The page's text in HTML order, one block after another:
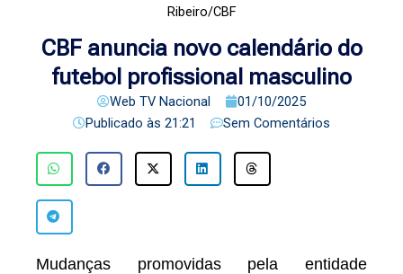
Ribeiro/CBF
CBF anuncia novo calendário do
futebol profissional masculino
Web TV Nacional
01/10/2025
Publicado às 21:21 Sem Comentários
Mudanças promovidas pela entidade